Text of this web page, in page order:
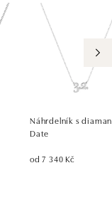
Náhrdelník s
Date
od 7 340 Kč